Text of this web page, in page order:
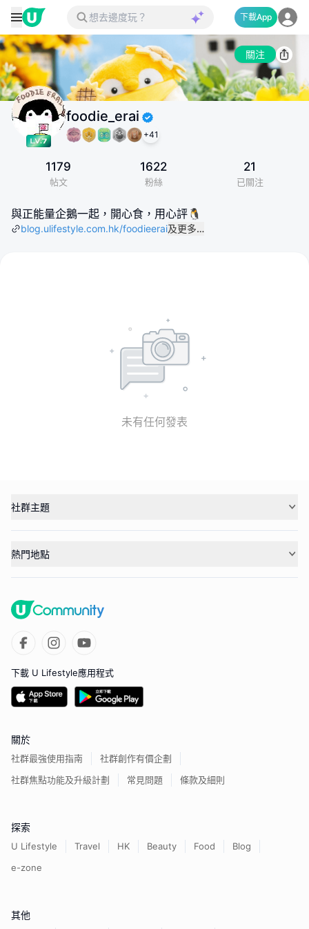
下載App
關注
foodie_erai
+41
1179
帖文
1622
粉絲
21
已關注
與正能量企鵝一起，開心食，用心評🐧
blog.ulifestyle.com.hk/foodieerai及更多…
未有任何發表
社群主題
熱門地點
下載 U Lifestyle應用程式
關於
社群最強使用指南
社群創作有價企劃
社群焦點功能及升級計劃
常見問題 條款及細則
探索
U Lifestyle Travel HK Beauty Food
Blog
e-zone
其他